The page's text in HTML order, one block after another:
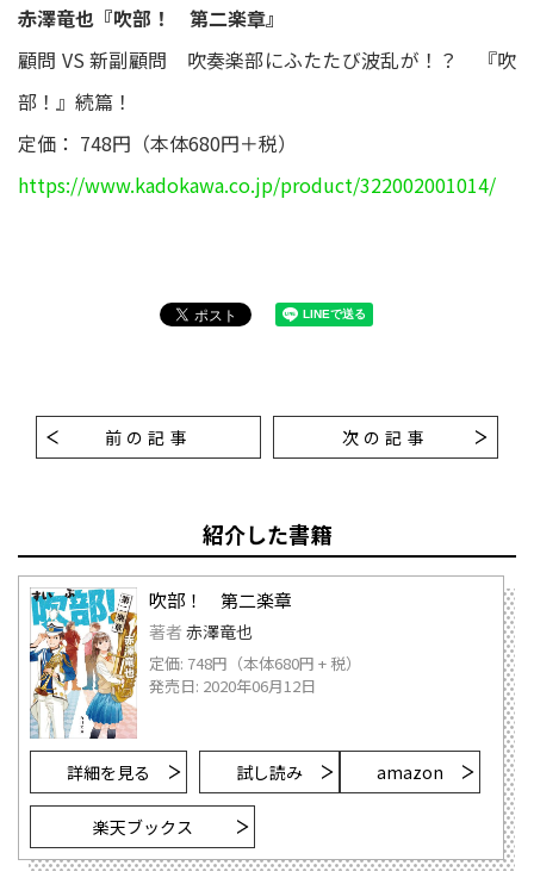
赤澤竜也『吹部！ 第二楽章』
顧問 VS 新副顧問 吹奏楽部にふたたび波乱が！？ 『吹
部！』続篇！
定価： 748円（本体680円＋税）
https://www.kadokawa.co.jp/product/322002001014/
前の記事 次の記事
紹介した書籍
吹部！ 第二楽章
著者 赤澤竜也
定価: 748円（本体680円 + 税）
発売日: 2020年06月12日
詳細を見る 試し読み amazon
楽天ブックス